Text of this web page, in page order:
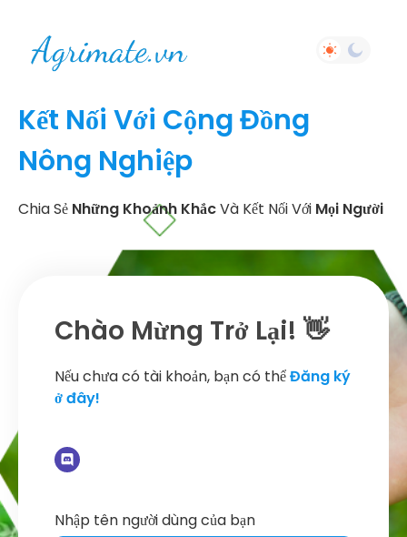
Kết Nối Với Cộng Đồng
Nông Nghiệp
Chia Sẻ Những Khoảnh KhắcVà Kết Nối Với Mọi Người
Chào Mừng Trở Lại! 👋
Nếu chưa có tài khoản, bạn có thểĐăng ký
ở đây!
Nhập tên người dùng của bạn